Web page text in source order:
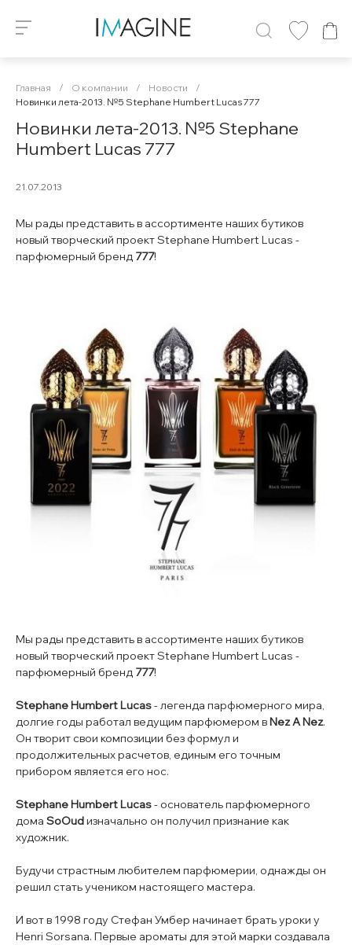
Главная / О компании / Новости
/
Новинки лета-2013. №5 Stephane Humbert Lucas 777
Новинки лета-2013. №5 Stephane
Humbert Lucas 777
21.07.2013
Мы рады представить в ассортименте наших бутиков
новый творческий проект Stephane Humbert Lucas -
парфюмерный бренд 777!
Мы рады представить в ассортименте наших бутиков
новый творческий проект Stephane Humbert Lucas -
парфюмерный бренд 777!
Stephane Humbert Lucas- легенда парфюмерного мира,
долгие годы работал ведущим парфюмером вNez A Nez.
Он творит свои композиции без формул и
продолжительных расчетов, единым его точным
прибором является его нос.
Stephane Humbert Lucas- основатель парфюмерного
дома SoOudизначально он получил признание как
художник.
Будучи страстным любителем парфюмерии, однажды он
решил стать учеником настоящего мастера.
И вот в 1998 году Стефан Умбер начинает брать уроки у
Henri Sorsana. Первые ароматы для этой марки создавала